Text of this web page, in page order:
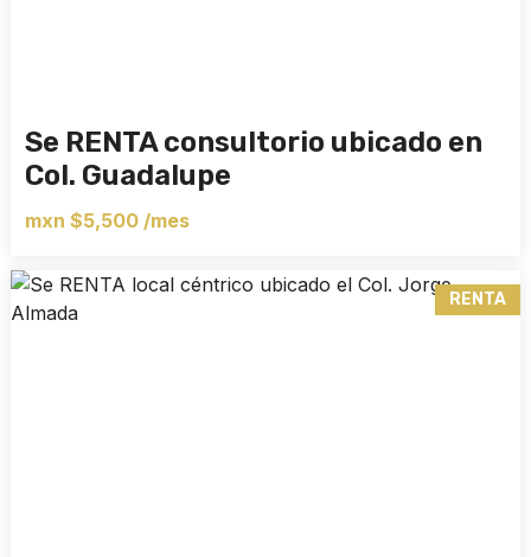
Se RENTA consultorio ubicado en
Col. Guadalupe
mxn $5,500 /mes
RENTA